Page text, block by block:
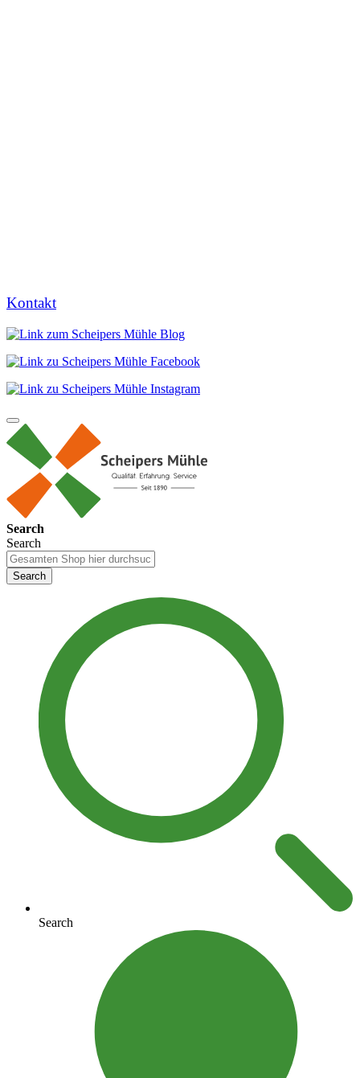
Kontakt
Search
Search
Search
Search